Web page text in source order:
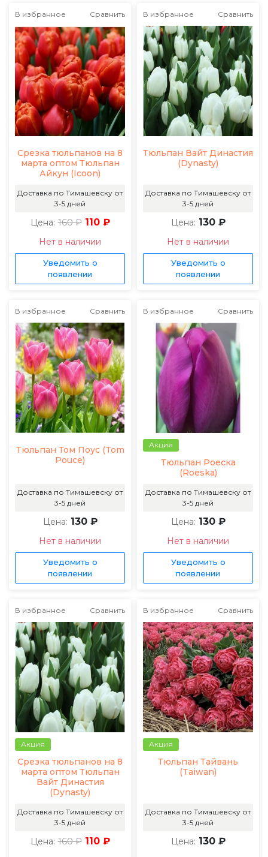
В избранное Сравнить
Срезка тюльпанов на 8
марта оптом Тюльпан
Айкун (Icoon)
Доставка по Тимашевску от
3-5 дней
Цена: 160 ₽ 110 ₽
Нет в наличии
Уведомить о
появлении
В избранное Сравнить
Тюльпан Вайт Династия
(Dynasty)
Доставка по Тимашевску от
3-5 дней
Цена: 130 ₽
Нет в наличии
Уведомить о
появлении
В избранное Сравнить
Тюльпан Том Поус (Tom
Pouce)
Доставка по Тимашевску от
3-5 дней
Цена: 130 ₽
Нет в наличии
Уведомить о
появлении
В избранное Сравнить
Акция
Тюльпан Роеска
(Roeska)
Доставка по Тимашевску от
3-5 дней
Цена: 130 ₽
Нет в наличии
Уведомить о
появлении
В избранное Сравнить
Акция
Срезка тюльпанов на 8
марта оптом Тюльпан
Вайт Династия
(Dynasty)
Доставка по Тимашевску от
3-5 дней
Цена: 160 ₽ 110 ₽
В избранное Сравнить
Акция
Тюльпан Тайвань
(Taiwan)
Доставка по Тимашевску от
3-5 дней
Цена: 130 ₽